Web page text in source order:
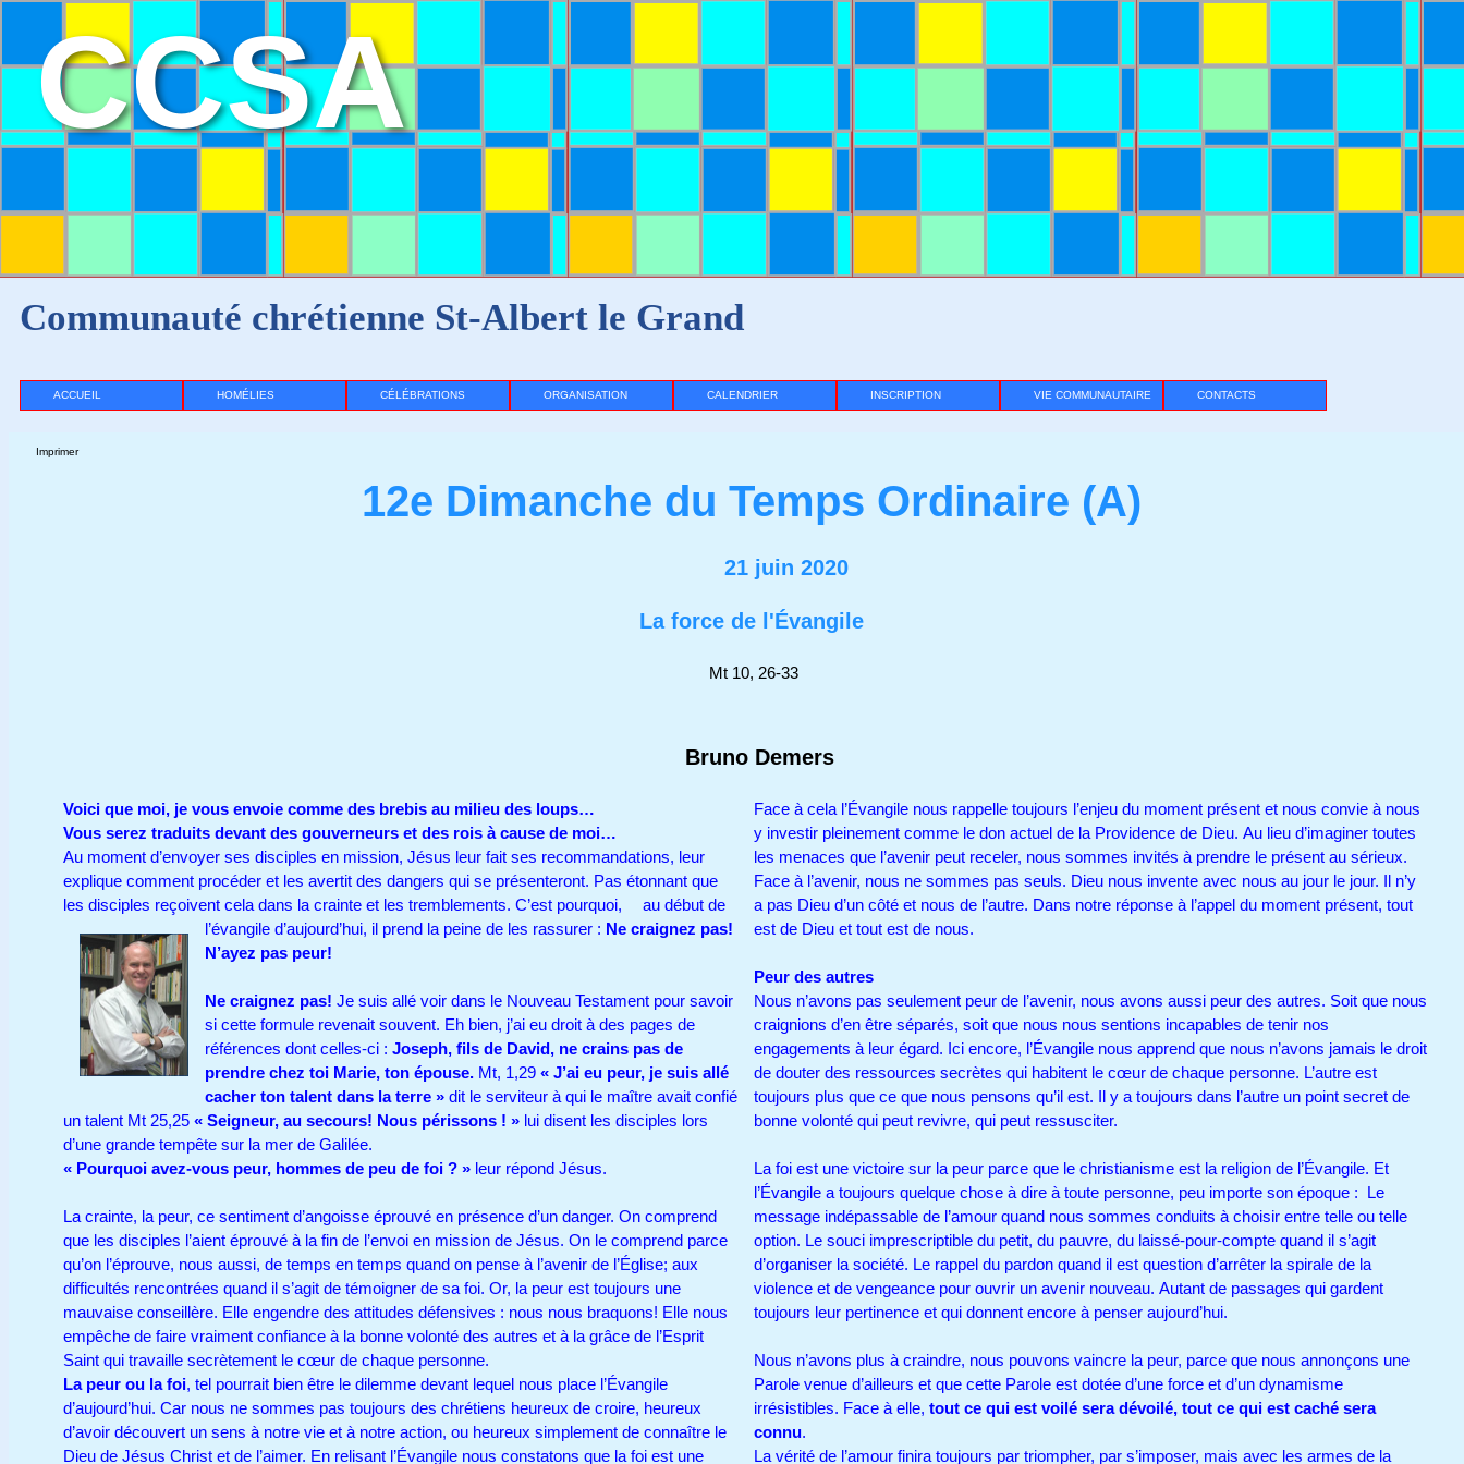
CCSA
Communauté chrétienne St-Albert le Grand
ACCUEIL HOMÉLIES CÉLÉBRATIONS ORGANISATION CALENDRIER INSCRIPTION VIE COMMUNAUTAIRE CONTACTS
Imprimer
12e Dimanche du Temps Ordinaire (A)
21 juin 2020
La force de l'Évangile
Mt 10, 26-33
Bruno Demers
Voici que moi, je vous envoie comme des brebis au milieu des loups…
Vous serez traduits devant des gouverneurs et des rois à cause de moi…
Au moment d’envoyer ses disciples en mission, Jésus leur fait ses recommandations, leur
explique comment procéder et les avertit des dangers qui se présenteront. Pas étonnant que
les disciples reçoivent cela dans la crainte et les tremblements. C’est pourquoi,
au début de
l’évangile d’aujourd’hui, il prend la peine de les rassurer : Ne craignez pas!
N’ayez pas peur!
Ne craignez pas! Je suis allé voir dans le Nouveau Testament pour savoir
si cette formule revenait souvent. Eh bien, j’ai eu droit à des pages de
références dont celles-ci : Joseph, fils de David, ne crains pas de
prendre chez toi Marie, ton épouse. Mt, 1,29 « J’ai eu peur, je suis allé
cacher ton talent dans la terre » dit le serviteur à qui le maître avait confié
un talent Mt 25,25 « Seigneur, au secours! Nous périssons ! » lui disent les disciples lors
d’une grande tempête sur la mer de Galilée.
« Pourquoi avez-vous peur, hommes de peu de foi ? » leur répond Jésus.
La crainte, la peur, ce sentiment d’angoisse éprouvé en présence d’un danger. On comprend
que les disciples l’aient éprouvé à la fin de l’envoi en mission de Jésus. On le comprend parce
qu’on l’éprouve, nous aussi, de temps en temps quand on pense à l’avenir de l’Église; aux
difficultés rencontrées quand il s’agit de témoigner de sa foi. Or, la peur est toujours une
mauvaise conseillère. Elle engendre des attitudes défensives : nous nous braquons! Elle nous
empêche de faire vraiment confiance à la bonne volonté des autres et à la grâce de l’Esprit
Saint qui travaille secrètement le cœur de chaque personne.
La peur ou la foi, tel pourrait bien être le dilemme devant lequel nous place l’Évangile
d’aujourd’hui. Car nous ne sommes pas toujours des chrétiens heureux de croire, heureux
d’avoir découvert un sens à notre vie et à notre action, ou heureux simplement de connaître le
Dieu de Jésus Christ et de l’aimer. En relisant l’Évangile nous constatons que la foi est une
Face à cela l’Évangile nous rappelle toujours l’enjeu du moment présent et nous convie à nous
y investir pleinement comme le don actuel de la Providence de Dieu. Au lieu d’imaginer toutes
les menaces que l’avenir peut receler, nous sommes invités à prendre le présent au sérieux.
Face à l’avenir, nous ne sommes pas seuls. Dieu nous invente avec nous au jour le jour. Il n’y
a pas Dieu d’un côté et nous de l’autre. Dans notre réponse à l’appel du moment présent, tout
est de Dieu et tout est de nous.
Peur des autres
Nous n’avons pas seulement peur de l’avenir, nous avons aussi peur des autres. Soit que nous
craignions d’en être séparés, soit que nous nous sentions incapables de tenir nos
engagements à leur égard. Ici encore, l’Évangile nous apprend que nous n’avons jamais le droit
de douter des ressources secrètes qui habitent le cœur de chaque personne. L’autre est
toujours plus que ce que nous pensons qu’il est. Il y a toujours dans l’autre un point secret de
bonne volonté qui peut revivre, qui peut ressusciter.
La foi est une victoire sur la peur parce que le christianisme est la religion de l’Évangile. Et
l’Évangile a toujours quelque chose à dire à toute personne, peu importe son époque : Le
message indépassable de l’amour quand nous sommes conduits à choisir entre telle ou telle
option. Le souci imprescriptible du petit, du pauvre, du laissé-pour-compte quand il s’agit
d’organiser la société. Le rappel du pardon quand il est question d’arrêter la spirale de la
violence et de vengeance pour ouvrir un avenir nouveau. Autant de passages qui gardent
toujours leur pertinence et qui donnent encore à penser aujourd’hui.
Nous n’avons plus à craindre, nous pouvons vaincre la peur, parce que nous annonçons une
Parole venue d’ailleurs et que cette Parole est dotée d’une force et d’un dynamisme
irrésistibles. Face à elle, tout ce qui est voilé sera dévoilé, tout ce qui est caché sera
connu.
La vérité de l’amour finira toujours par triompher, par s’imposer, mais avec les armes de la